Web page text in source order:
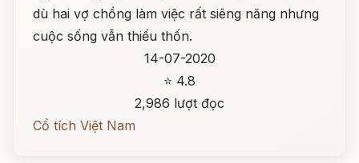
dù hai vợ chồng làm việc rất siêng năng nhưng
cuộc sống vẫn thiếu thốn.
14-07-2020
⭐ 4.8
2,986 lượt đọc
Cổ tích Việt Nam